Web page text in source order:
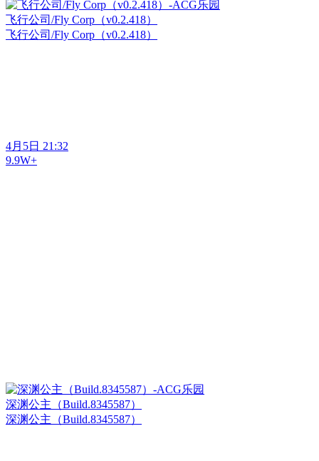
飞行公司/Fly Corp（v0.2.418）
飞行公司/Fly Corp（v0.2.418）
4月5日 21:32
9.9W+
深渊公主（Build.8345587）
深渊公主（Build.8345587）